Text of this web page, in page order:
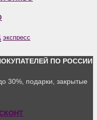
экспресс
ПО РОССИИ
30%, подарки, закрытые